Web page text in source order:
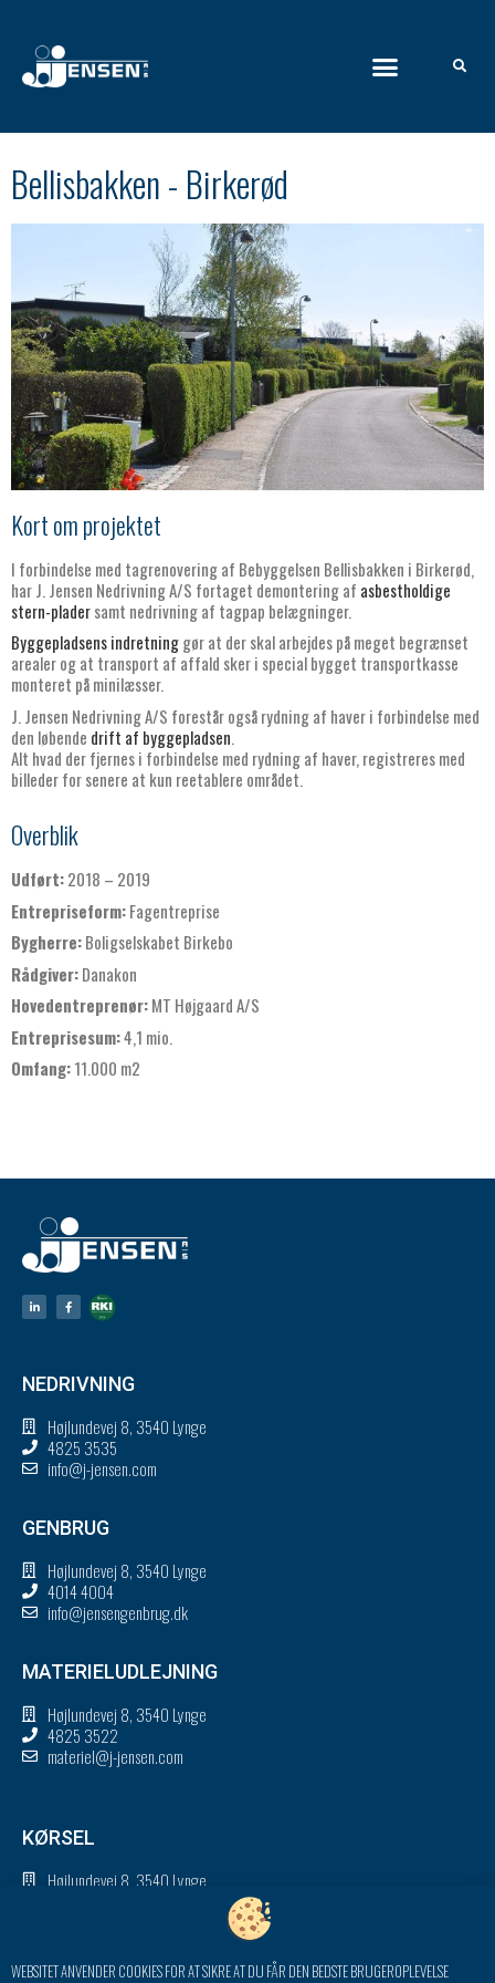
Bellisbakken - Birkerød
Kort om projektet
I forbindelse med tagrenovering af Bebyggelsen Bellisbakken i Birkerød,
har J. Jensen Nedrivning A/S fortaget demontering af asbestholdige
stern-pladersamt nedrivning af tagpap belægninger.
Byggepladsens indretninggør at der skal arbejdes på meget begrænset
arealer og at transport af affald sker i special bygget transportkasse
monteret på minilæsser.
J. Jensen Nedrivning A/S forestår også rydning af haver i forbindelse med
den løbende drift af byggepladsen.
Alt hvad der fjernes i forbindelse med rydning af haver, registreres med
billeder for senere at kun reetablere området.
Overblik
Udført:2018 – 2019
Entrepriseform:Fagentreprise
Bygherre:Boligselskabet Birkebo
Rådgiver:Danakon
Hovedentreprenør:MT Højgaard A/S
Entreprisesum:4,1 mio.
Omfang:11.000 m2
NEDRIVNING
Højlundevej 8, 3540 Lynge
4825 3535
info@j-jensen.com
GENBRUG
Højlundevej 8, 3540 Lynge
4014 4004
info@jensengenbrug.dk
MATERIELUDLEJNING
Højlundevej 8, 3540 Lynge
4825 3522
materiel@j-jensen.com
KØRSEL
Højlundevej 8, 3540 Lynge
WEBSITET ANVENDER COOKIES FOR AT SIKRE AT DU FÅR DEN BEDSTE BRUGEROPLEVELSE